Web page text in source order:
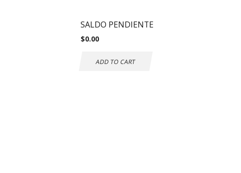
SALDO PENDIENTE
$0.00
ADD TO CART